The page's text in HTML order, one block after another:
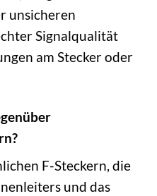
unsicheren
Signalqualität
am Stecker oder
F-Steckern, die
und das